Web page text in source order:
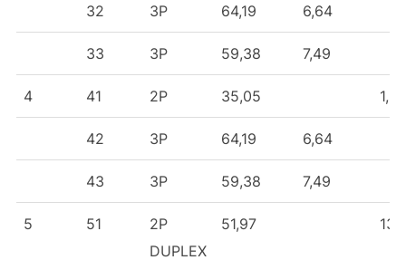
32 3P 64,19 6,64
33 3P 59,38 7,49
4 41 2P 35,05 1,61
42 3P 64,19 6,64
43 3P 59,38 7,49
5 51
2P
DUPLEX
51,97